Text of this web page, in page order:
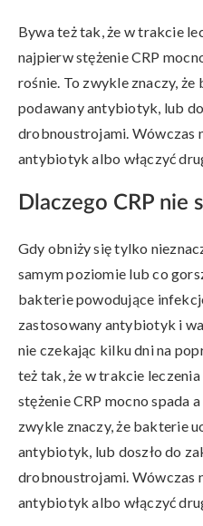
Bywa też tak, że w trakcie
najpierw stężenie CRP
rośnie. To zwykle znaczy, że
podawany antybiotyk, lub
drobnoustrojami. Wówczas
antybiotyk albo włączyć
Dlaczego CRP nie
Gdy obniży się tylko
samym poziomie lub co
bakterie powodujące
zastosowany antybiotyk i
nie czekając kilku dni na
też tak, że w trakcie
stężenie CRP mocno spada
zwykle znaczy, że bakterie
antybiotyk, lub doszło do
drobnoustrojami. Wówczas
antybiotyk albo włączyć